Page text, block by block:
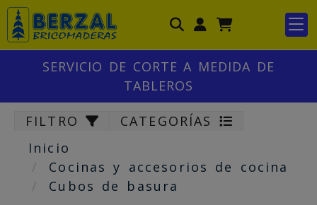
Identifícate
SERVICIO DE CORTE A MEDIDA DE
TABLEROS
FILTRO
CATEGORÍAS
Inicio
Cocinas y accesorios de cocina
Cubos de basura